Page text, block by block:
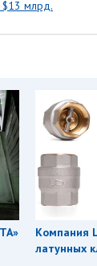
$13 млрд.
Компания
латунных